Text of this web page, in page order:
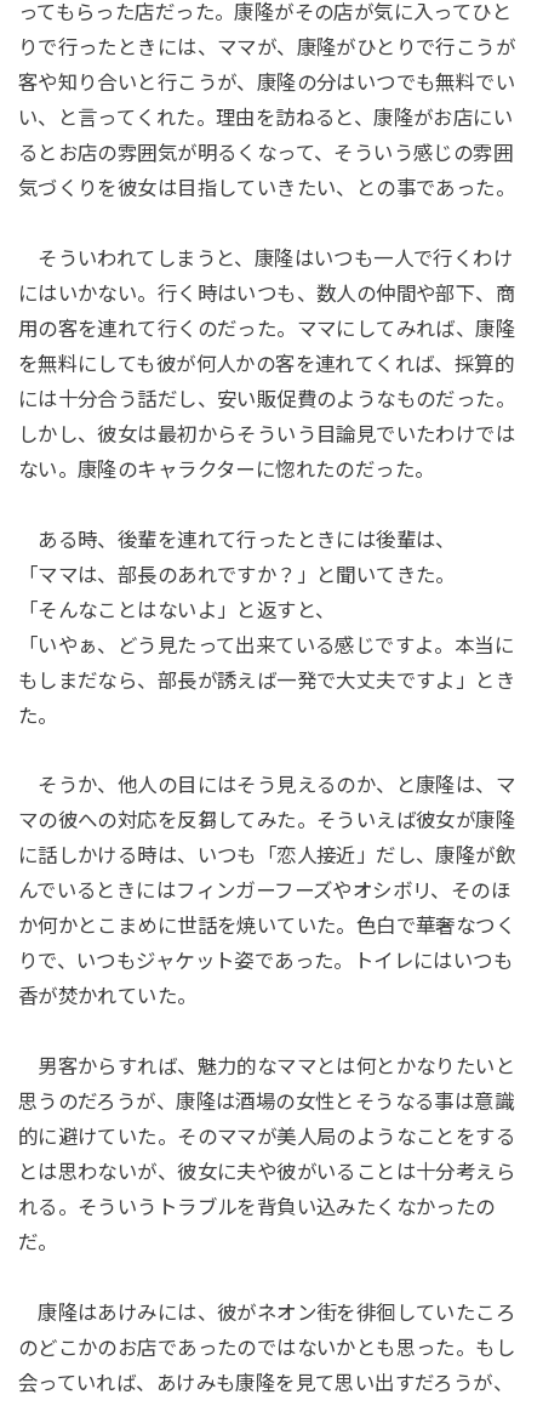
ってもらった店だった。康隆がその店が気に入ってひと
りで行ったときには、ママが、康隆がひとりで行こうが
客や知り合いと行こうが、康隆の分はいつでも無料でい
い、と言ってくれた。理由を訪ねると、康隆がお店にい
るとお店の雰囲気が明るくなって、そういう感じの雰囲
気づくりを彼女は目指していきたい、との事であった。
そういわれてしまうと、康隆はいつも一人で行くわけ
にはいかない。行く時はいつも、数人の仲間や部下、商
用の客を連れて行くのだった。ママにしてみれば、康隆
を無料にしても彼が何人かの客を連れてくれば、採算的
には十分合う話だし、安い販促費のようなものだった。
しかし、彼女は最初からそういう目論見でいたわけでは
ない。康隆のキャラクターに惚れたのだった。
ある時、後輩を連れて行ったときには後輩は、
「ママは、部長のあれですか？」と聞いてきた。
「そんなことはないよ」と返すと、
「いやぁ、どう見たって出来ている感じですよ。本当に
もしまだなら、部長が誘えば一発で大丈夫ですよ」とき
た。
そうか、他人の目にはそう見えるのか、と康隆は、マ
マの彼への対応を反芻してみた。そういえば彼女が康隆
に話しかける時は、いつも「恋人接近」だし、康隆が飲
んでいるときにはフィンガーフーズやオシボリ、そのほ
か何かとこまめに世話を焼いていた。色白で華奢なつく
りで、いつもジャケット姿であった。トイレにはいつも
香が焚かれていた。
男客からすれば、魅力的なママとは何とかなりたいと
思うのだろうが、康隆は酒場の女性とそうなる事は意識
的に避けていた。そのママが美人局のようなことをする
とは思わないが、彼女に夫や彼がいることは十分考えら
れる。そういうトラブルを背負い込みたくなかったの
だ。
康隆はあけみには、彼がネオン街を徘徊していたころ
のどこかのお店であったのではないかとも思った。もし
会っていれば、あけみも康隆を見て思い出すだろうが、